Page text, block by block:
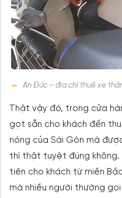
An Đức – địa chỉ thuê xe
Thật vậy đó, trong cửa
gọt sẵn cho khách đến
nóng của Sài Gòn mà
thì thật tuyệt đúng không.
tiên cho khách từ miền
mà nhiều người thường